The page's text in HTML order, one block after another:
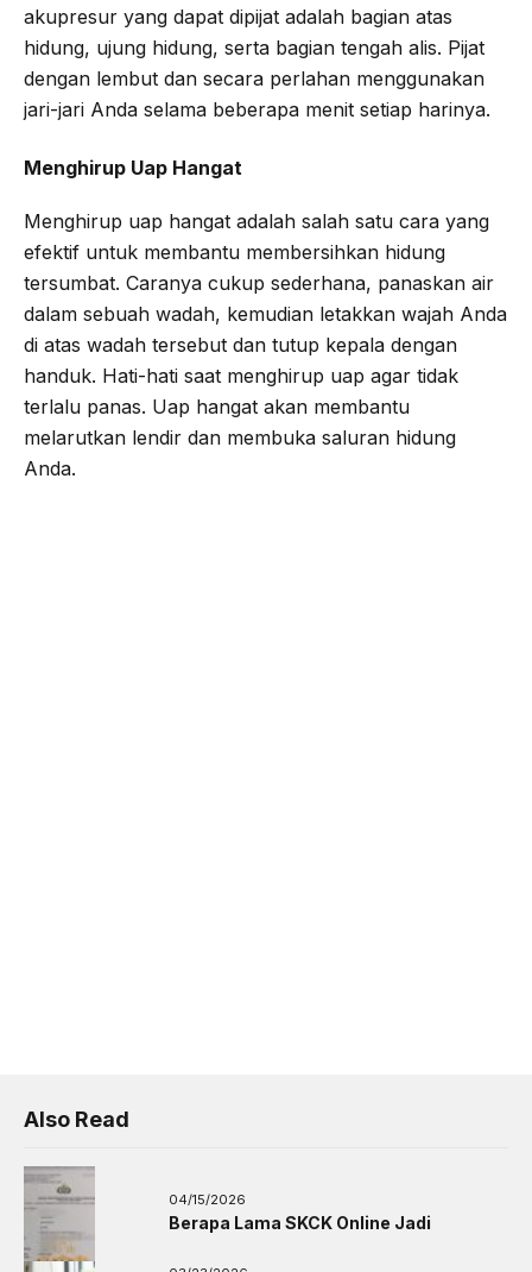
akupresur yang dapat dipijat adalah bagian atas
hidung, ujung hidung, serta bagian tengah alis. Pijat
dengan lembut dan secara perlahan menggunakan
jari-jari Anda selama beberapa menit setiap harinya.
Menghirup Uap Hangat
Menghirup uap hangat adalah salah satu cara yang
efektif untuk membantu membersihkan hidung
tersumbat. Caranya cukup sederhana, panaskan air
dalam sebuah wadah, kemudian letakkan wajah Anda
di atas wadah tersebut dan tutup kepala dengan
handuk. Hati-hati saat menghirup uap agar tidak
terlalu panas. Uap hangat akan membantu
melarutkan lendir dan membuka saluran hidung
Anda.
Also Read
04/15/2026
Berapa Lama SKCK Online Jadi